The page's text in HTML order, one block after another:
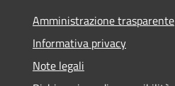
Amministrazione trasparente
Informativa privacy
Note legali